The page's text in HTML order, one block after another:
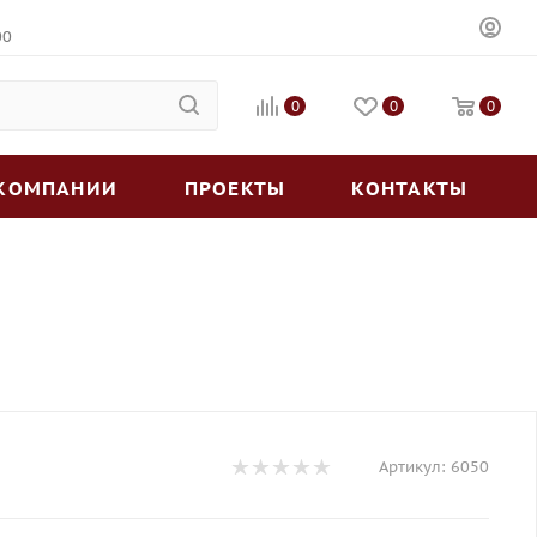
0 0 0
ПРОЕКТЫ КОНТАКТЫ
Артикул: 6050